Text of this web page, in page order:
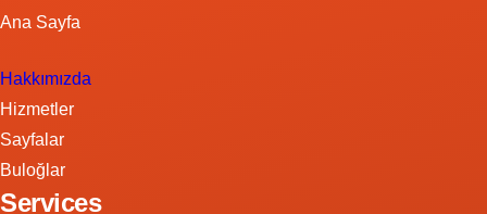
Ana Sayfa
Hakkımızda
Hizmetler
Sayfalar
Buloğlar
Services